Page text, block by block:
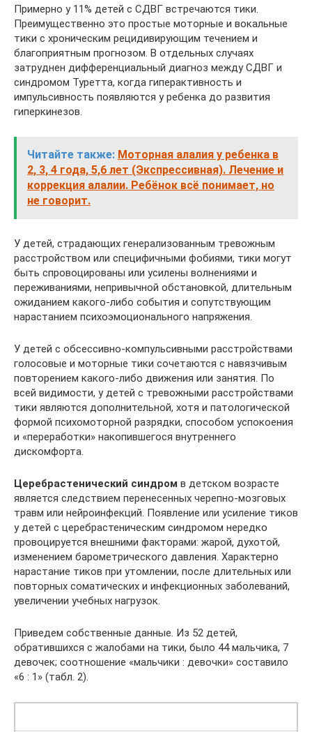
Примерно у 11% детей с СДВГ встречаются тики.
Преимущественно это простые моторные и вокальные
тики с хроническим рецидивирующим течением и
благоприятным прогнозом. В отдельных случаях
затруднен дифференциальный диагноз между СДВГ и
синдромом Туретта, когда гиперактивность и
импульсивность появляются у ребенка до развития
гиперкинезов.
Читайте также: Моторная алалия у ребенка в
2, 3, 4 года, 5,6 лет (Экспрессивная). Лечение и
коррекция алалии. Ребёнок всё понимает, но
не говорит.
У детей, страдающих генерализованным тревожным
расстройством или специфичными фобиями, тики могут
быть спровоцированы или усилены волнениями и
переживаниями, непривычной обстановкой, длительным
ожиданием какого-либо события и сопутствующим
нарастанием психоэмоционального напряжения.
У детей с обсессивно-компульсивными расстройствами
голосовые и моторные тики сочетаются с навязчивым
повторением какого-либо движения или занятия. По
всей видимости, у детей с тревожными расстройствами
тики являются дополнительной, хотя и патологической
формой психомоторной разрядки, способом успокоения
и «переработки» накопившегося внутреннего
дискомфорта.
Церебрастенический синдром в дет­ском возрасте
является следствием перенесенных черепно-мозговых
травм или нейроинфекций. Появление или усиление тиков
у детей с церебрастеническим синдромом нередко
провоцируется внешними факторами: жарой, духотой,
изменением барометрического давления. Характерно
нарастание тиков при утомлении, после длительных или
повторных соматических и инфекционных заболеваний,
увеличении учебных нагрузок.
Приведем собственные данные. Из 52 детей,
обратившихся с жалобами на тики, было 44 мальчика, 7
девочек; соотношение «мальчики : девочки» составило
«6 : 1» (табл. 2).